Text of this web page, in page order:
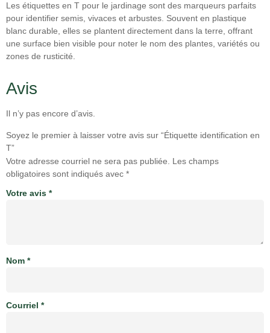
Les étiquettes en T pour le jardinage sont des marqueurs parfaits
pour identifier semis, vivaces et arbustes. Souvent en plastique
blanc durable, elles se plantent directement dans la terre, offrant
une surface bien visible pour noter le nom des plantes, variétés ou
zones de rusticité.
Avis
Il n’y pas encore d’avis.
Soyez le premier à laisser votre avis sur “Étiquette identification en
T”
Votre adresse courriel ne sera pas publiée.
Les champs
obligatoires sont indiqués avec *
Votre avis *
Nom *
Courriel *